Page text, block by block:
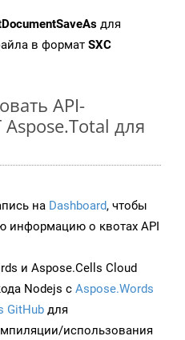
для
в формат SXC
API-
для
на Dashboard, чтобы
информацию о квотах API
и Aspose.Cells Cloud
Nodejs с Aspose.Words
GitHub для
использования